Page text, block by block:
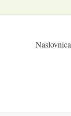
Naslovnica